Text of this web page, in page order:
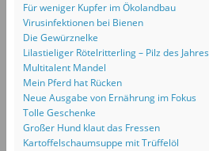
Für weniger Kupfer im Ökolandbau
Virusinfektionen bei Bienen
Die Gewürznelke
Lilastieliger Rötelritterling – Pilz des Jahres
Multitalent Mandel
Mein Pferd hat Rücken
Neue Ausgabe von Ernährung im Fokus
Tolle Geschenke
Großer Hund klaut das Fressen
Kartoffelschaumsuppe mit Trüffelöl